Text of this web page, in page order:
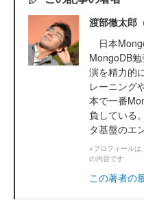
渡部徹太郎
日本
MongoDB
演を精力的
レーニング
本で一番
負している
タ基盤のエ
※プロフィールは
の内容です
この著者の